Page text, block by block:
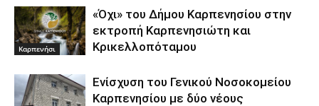
Καρπενήσι
«Όχι» του Δήμου Καρπενησίου στην
εκτροπή Καρπενησιώτη και
Κρικελλοπόταμου
Ενίσχυση του Γενικού Νοσοκομείου
Καρπενησίου με δύο νέους